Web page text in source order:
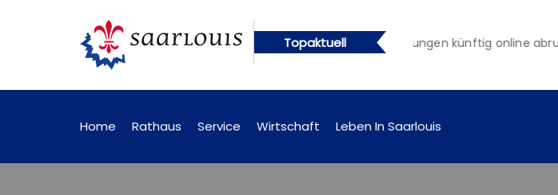
Topaktuell
künftig online abrufbar Öffentliche Bekanntmachungen künftig online
Home Rathaus Service Wirtschaft Leben In Saarlouis